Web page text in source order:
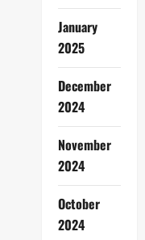
January
2025
December
2024
November
2024
October
2024